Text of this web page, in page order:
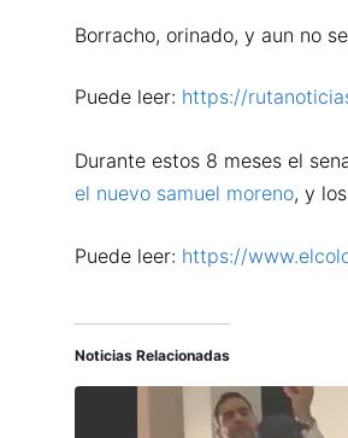
Borracho, orinado, y aun no
Puede leer: https://
Durante estos 8 meses el
el nuevo samuel moreno, y
Puede leer: https://
Noticias Relacionadas